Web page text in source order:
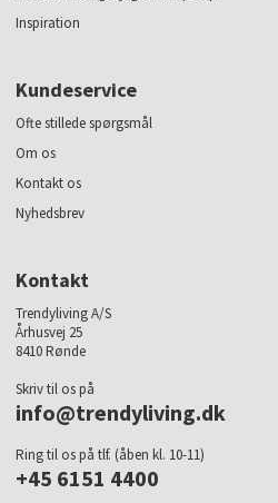
Inspiration
Kundeservice
Ofte stillede spørgsmål
Om os
Kontakt os
Nyhedsbrev
Kontakt
Trendyliving A/S
Århusvej 25
8410 Rønde
Skriv til os på
info@trendyliving.dk
Ring til os på tlf. (åben kl. 10-11)
+45 6151 4400